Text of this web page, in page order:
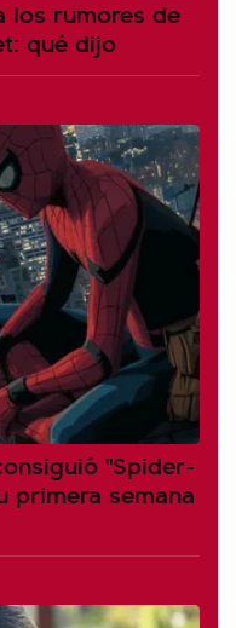
los rumores de
qué dijo
"Spider-
primera semana